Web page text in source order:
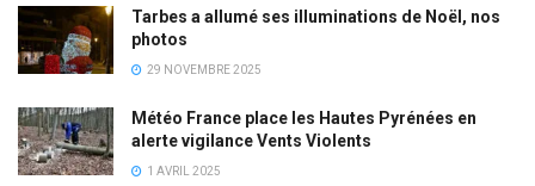
Tarbes a allumé ses illuminations de Noël, nos
photos
29 NOVEMBRE 2025
Météo France place les Hautes Pyrénées en
alerte vigilance Vents Violents
1 AVRIL 2025